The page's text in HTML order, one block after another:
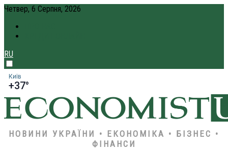
Четвер, 6 Серпня, 2026
RU
Київ
+37°
НОВИНИ УКРАЇНИ • ЕКОНОМІКА • БІЗНЕС •
ФІНАНСИ